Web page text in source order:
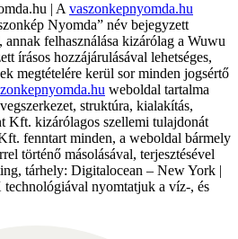
| A vaszonkepnyomda.hu
Nyomda” név bejegyzett
felhasználása kizárólag a Wuwu
írásos hozzájárulásával lehetséges,
megtételére kerül sor minden jogsértő
weboldal tartalma
struktúra, kialakítás,
Kft. kizárólagos szellemi tulajdonát
fenntart minden, a weboldal bármely
történő másolásával, terjesztésével
tárhely: Digitalocean – New York |
nyomtatjuk a víz-, és